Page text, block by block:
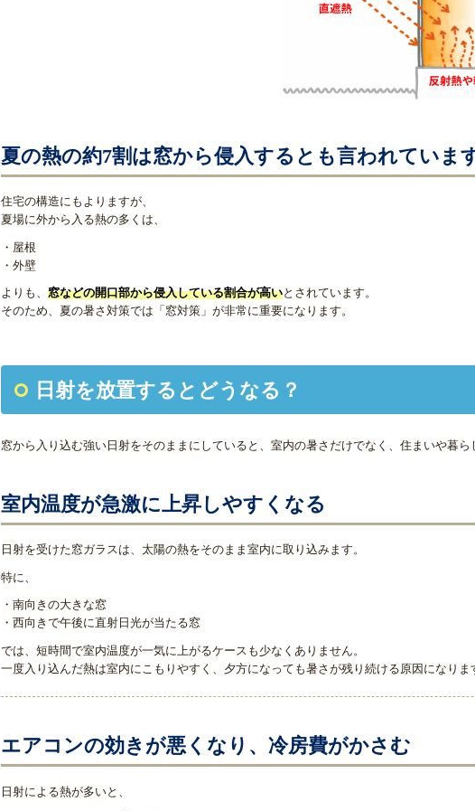
夏の熱の約7割は窓から侵入するとも言われていま
住宅の構造にもよりますが、
夏場に外から入る熱の多くは、
・屋根
・外壁
よりも、 窓などの開口部から侵入している割合が高いとされています。
そのため、夏の暑さ対策では「窓対策」が非常に重要になります。
日射を放置するとどうなる？
窓から入り込む強い日射をそのままにしていると、室内の暑さだけでなく、住まいや暮ら
室内温度が急激に上昇しやすくなる
日射を受けた窓ガラスは、太陽の熱をそのまま室内に取り込みます。
特に、
・南向きの大きな窓
・西向きで午後に直射日光が当たる窓
では、短時間で室内温度が一気に上がるケースも少なくありません。
一度入り込んだ熱は室内にこもりやすく、夕方になっても暑さが残り続ける原因になりま
エアコンの効きが悪くなり、冷房費がかさむ
日射による熱が多いと、